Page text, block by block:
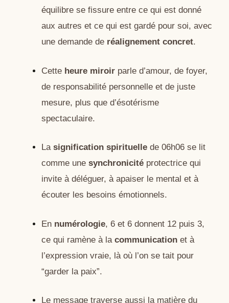
équilibre se fissure entre ce qui est donné
aux autres et ce qui est gardé pour soi, avec
une demande de réalignement concret.
Cette heure miroir parle d’amour, de foyer,
de responsabilité personnelle et de juste
mesure, plus que d’ésotérisme
spectaculaire.
La signification spirituelle de 06h06 se lit
comme une synchronicité protectrice qui
invite à déléguer, à apaiser le mental et à
écouter les besoins émotionnels.
En numérologie, 6 et 6 donnent 12 puis 3,
ce qui ramène à la communication et à
l’expression vraie, là où l’on se tait pour
“garder la paix”.
Le message traverse aussi la matière du